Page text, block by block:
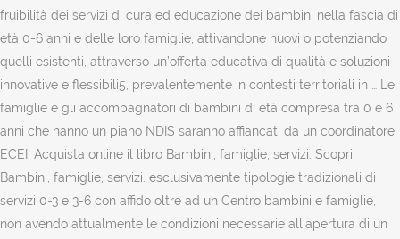
fruibilità dei servizi di cura ed educazione dei bambini nella fascia di
età 0-6 anni e delle loro famiglie, attivandone nuovi o potenziando
quelli esistenti, attraverso un’offerta educativa di qualità e soluzioni
innovative e flessibili5, prevalentemente in contesti territoriali in … Le
famiglie e gli accompagnatori di bambini di età compresa tra 0 e 6
anni che hanno un piano NDIS saranno affiancati da un coordinatore
ECEI. Acquista online il libro Bambini, famiglie, servizi. Scopri
Bambini, famiglie, servizi. esclusivamente tipologie tradizionali di
servizi 0-3 e 3-6 con affido oltre ad un Centro bambini e famiglie,
non avendo attualmente le condizioni necessarie all'apertura di un